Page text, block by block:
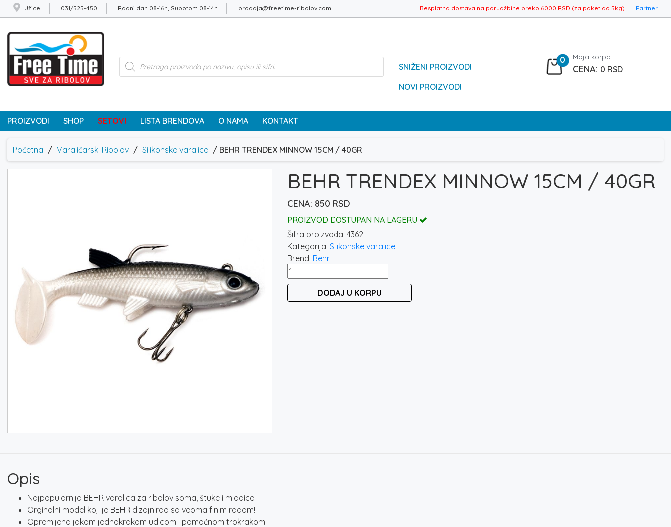
Užice 031/525-450 Radni dan 08-16h, Subotom 08-14h prodaja@freetime-ribolov.com Besplatna dostava na porudžbine preko 6000 RSD!(za paket do 5kg) Partner
Products
search
SNIŽENI PROIZVODI
NOVI PROIZVODI
0 Moja korpa
0 RSD
PROIZVODI SHOP SETOVI LISTA BRENDOVA O NAMA KONTAKT
Početna / Varaličarski Ribolov / Silikonske varalice / BEHR TRENDEX MINNOW 15CM / 40GR
BEHR TRENDEX MINNOW 15CM / 40GR
850 RSD
PROIZVOD DOSTUPAN NA LAGERU
Šifra proizvoda: 4362
Kategorija: Silikonske varalice
Brend: Behr
BEHR
TRENDEX
MINNOW
15CM
DODAJ U KORPU
Opis
Najpopularnija BEHR varalica za ribolov soma, štuke i mladice!
Orginalni model koji je BEHR dizajnirao sa veoma finim radom!
Opremljena jakom jednokrakom udicom i pomoćnom trokrakom!